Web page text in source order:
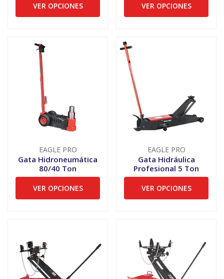
VER OPCIONES VER OPCIONES
EAGLE PRO
Gata Hidroneumática
80/40 Ton
VER OPCIONES
EAGLE PRO
Gata Hidráulica
Profesional 5 Ton
VER OPCIONES